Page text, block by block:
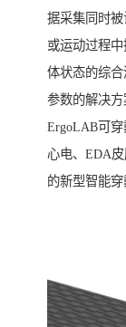
据采集同时
或运动过程
体状态的综
参数的解决方
ErgoLAB可穿
心电、EDA
的新型智能穿